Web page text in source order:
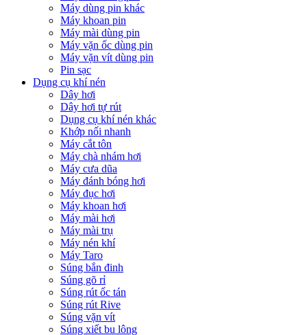
Máy dùng pin khác
Máy khoan pin
Máy mài dùng pin
Máy vặn ốc dùng pin
Máy vặn vít dùng pin
Pin sạc
Dụng cụ khí nén
Dây hơi
Dây hơi tự rút
Dụng cụ khí nén khác
Khớp nối nhanh
Máy cắt tôn
Máy chà nhám hơi
Máy cưa dũa
Máy đánh bóng hơi
Máy đục hơi
Máy khoan hơi
Máy mài hơi
Máy mài trụ
Máy nén khí
Máy Taro
Súng bắn đinh
Súng gõ rỉ
Súng rút ốc tán
Súng rút Rive
Súng vặn vít
Súng xiết bu lông